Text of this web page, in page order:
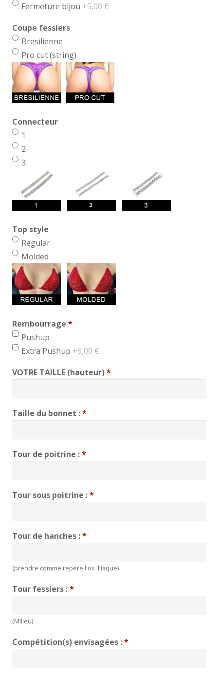
Fermeture bijou +5,00 €
Coupe fessiers
Bresilienne
Pro cut (string)
Connecteur
1
2
3
Top style
Regular
Molded
Rembourrage *
Pushup
Extra Pushup +5,00 €
VOTRE TAILLE (hauteur)*
Taille du bonnet :*
Tour de poitrine :*
Tour sous poitrine :*
Tour de hanches :*
(prendre comme repere l'os illiaque)
Tour fessiers :*
(Milieu)
Compétition(s) envisagées :*